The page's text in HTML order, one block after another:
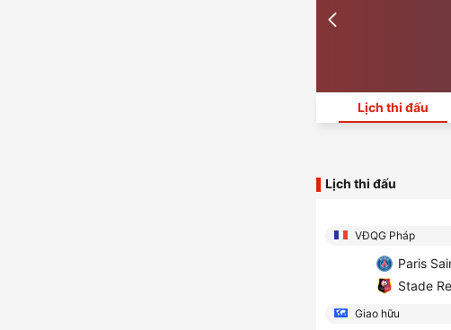
Lịch thi đấu
Lịch thi đấu
VĐQG Pháp
Paris
Stade
Giao hữu